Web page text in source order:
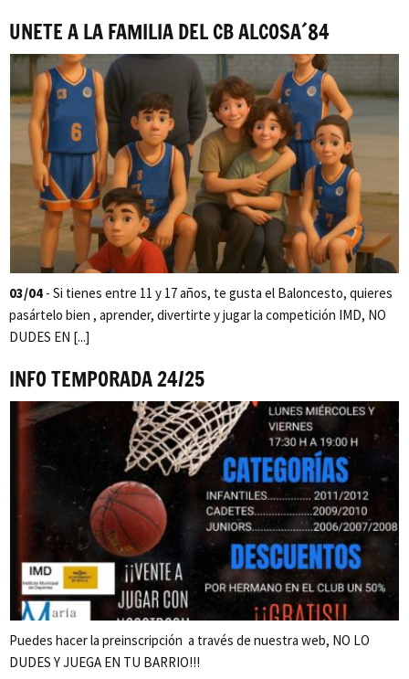
UNETE A LA FAMILIA DEL CB ALCOSA´84
03/04 - Si tienes entre 11 y 17 años, te gusta el Baloncesto, quieres
pasártelo bien , aprender, divertirte y jugar la competición IMD, NO
DUDES EN [...]
INFO TEMPORADA 24/25
Puedes hacer la preinscripción a través de nuestra web, NO LO
DUDES Y JUEGA EN TU BARRIO!!!